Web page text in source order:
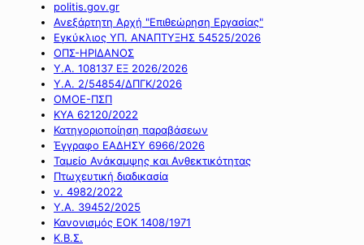
politis.gov.gr
Ανεξάρτητη Αρχή "Επιθεώρηση Εργασίας"
Εγκύκλιος ΥΠ. ΑΝΑΠΤΥΞΗΣ 54525/2026
ΟΠΣ-ΗΡΙΔΑΝΟΣ
Υ.Α. 108137 ΕΞ 2026/2026
Υ.Α. 2/54854/ΔΠΓΚ/2026
ΟΜΟΕ-ΠΣΠ
ΚΥΑ 62120/2022
Κατηγοριοποίηση παραβάσεων
Έγγραφο ΕΑΔΗΣΥ 6966/2026
Ταμείο Ανάκαμψης και Ανθεκτικότητας
Πτωχευτική διαδικασία
ν. 4982/2022
Υ.Α. 39452/2025
Κανονισμός ΕΟΚ 1408/1971
Κ.Β.Σ.